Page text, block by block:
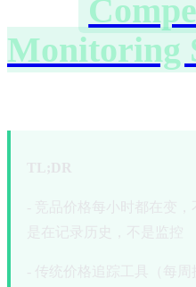
Monitoring
TL;DR
- 竞品价格每小时都在变
是在记录历史，不是监控
- 传统价格追踪工具（每